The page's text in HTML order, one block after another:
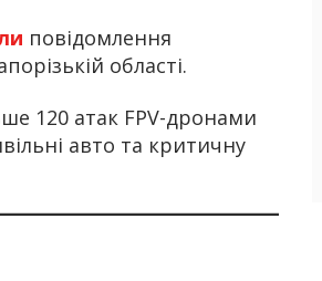
повідомлення
області.
120 атак FPV-дронами
авто та критичну